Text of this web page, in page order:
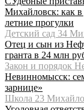
Михайловск: как
летние прогулки
Детский сад 34
Отец и сын из
гранта в 24 млн
Закон и порядок
Невинномысск:
зарнице»
Школа 23